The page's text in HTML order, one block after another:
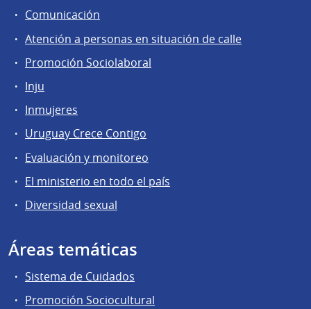
Comunicación
Atención a personas en situación de calle
Promoción Sociolaboral
Inju
Inmujeres
Uruguay Crece Contigo
Evaluación y monitoreo
El ministerio en todo el país
Diversidad sexual
Áreas temáticas
Sistema de Cuidados
Promoción Sociocultural